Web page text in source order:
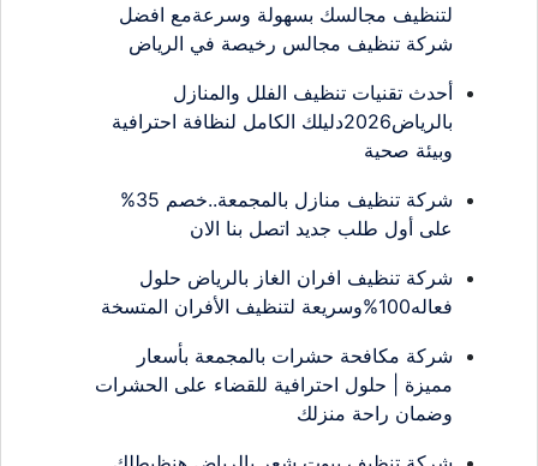
لتنظيف مجالسك بسهولة وسرعةمع افضل
شركة تنظيف مجالس رخيصة في الرياض
أحدث تقنيات تنظيف الفلل والمنازل
بالرياض2026دليلك الكامل لنظافة احترافية
وبيئة صحية
شركة تنظيف منازل بالمجمعة..خصم 35%
على أول طلب جديد اتصل بنا الان
شركة تنظيف افران الغاز بالرياض حلول
فعاله100%وسريعة لتنظيف الأفران المتسخة
شركة مكافحة حشرات بالمجمعة بأسعار
مميزة | حلول احترافية للقضاء على الحشرات
وضمان راحة منزلك